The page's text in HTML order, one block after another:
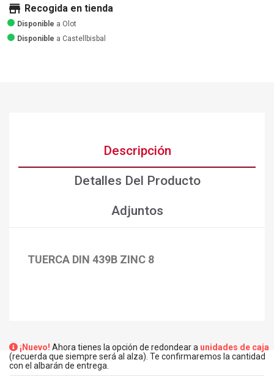
store Recogida en tienda
Disponible a Olot
Disponible a Castellbisbal
Descripción
Detalles Del Producto
Adjuntos
TUERCA DIN 439B ZINC 8
¡Nuevo! Ahora tienes la opción de redondear a unidades de caja
(recuerda que siempre será al alza). Te confirmaremos la cantidad
con el albarán de entrega.